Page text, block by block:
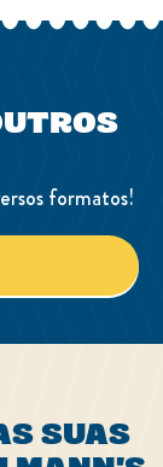
formatos!
SUAS